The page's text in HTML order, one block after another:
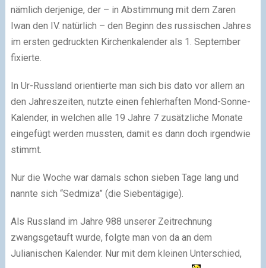
nämlich derjenige, der – in Abstimmung mit dem Zaren
Iwan den IV. natürlich – den Beginn des russischen Jahres
im ersten gedruckten Kirchenkalender als 1. September
fixierte.
In Ur-Russland orientierte man sich bis dato vor allem an
den Jahreszeiten, nutzte einen fehlerhaften Mond-Sonne-
Kalender, in welchen alle 19 Jahre 7 zusätzliche Monate
eingefügt werden mussten, damit es dann doch irgendwie
stimmt.
Nur die Woche war damals schon sieben Tage lang und
nannte sich “Sedmiza” (die Siebentägige).
Als Russland im Jahre 988 unserer Zeitrechnung
zwangsgetauft wurde, folgte man von da an dem
Julianischen Kalender. Nur mit dem kleinen Unterschied,